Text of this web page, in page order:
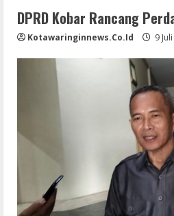
DPRD Kobar Rancang
Kotawaringinnews.co.id 9